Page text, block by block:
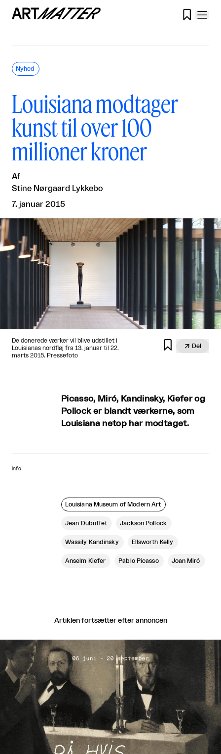

Louisiana modtager
kunst til over 100
millioner kroner
Af
Stine Nørgaard Lykkebo
7. januar 2015
Nyhed
De donerede værker vil blive udstillet i
Louisianas nordfløj fra 13. januar til 22.
marts 2015. Pressefoto
  Del
Picasso, Miró, Kandinsky, Kiefer og
Pollock er blandt værkerne, som
Louisiana netop har modtaget.
info
Louisiana Museum of Modern Art
Jean Dubuffet Jackson Pollock
Wassily Kandinsky Ellsworth Kelly
Anselm Kiefer Pablo Picasso Joan Miró
Artiklen fortsætter efter annoncen